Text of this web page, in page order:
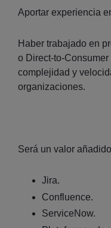
Aportar experiencia
Haber trabajado en
o Direct-to-
complejidad y
organizaciones.
Será un valor
Jira.
Confluence.
ServiceNow.